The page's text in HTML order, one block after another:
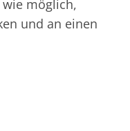
wie möglich,
und an einen